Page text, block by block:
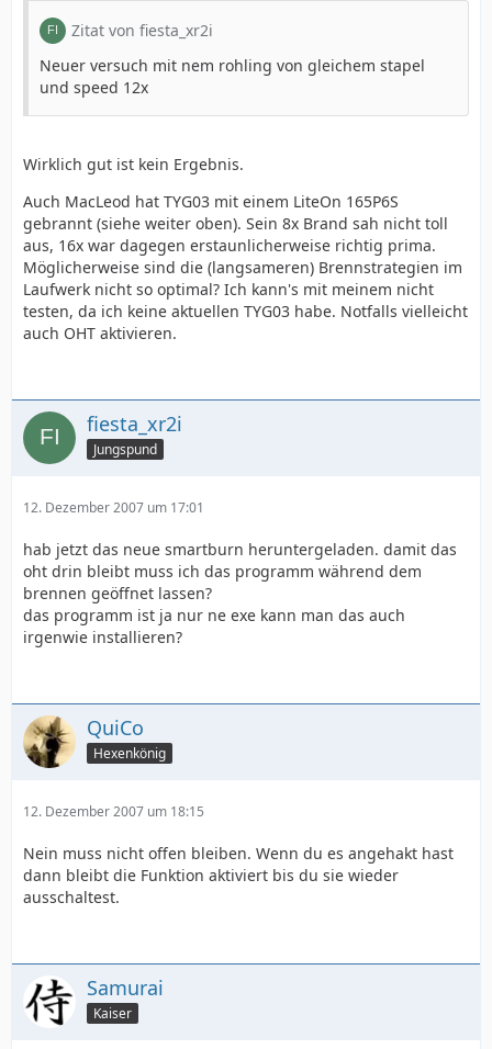
Zitat von fiesta_xr2i
Neuer versuch mit nem rohling von gleichem stapel
und speed 12x
Wirklich gut ist kein Ergebnis.
Auch MacLeod hat TYG03 mit einem LiteOn 165P6S
gebrannt (siehe weiter oben). Sein 8x Brand sah nicht toll
aus, 16x war dagegen erstaunlicherweise richtig prima.
Möglicherweise sind die (langsameren) Brennstrategien im
Laufwerk nicht so optimal? Ich kann's mit meinem nicht
testen, da ich keine aktuellen TYG03 habe. Notfalls vielleicht
auch OHT aktivieren.
fiesta_xr2i
Jungspund
12. Dezember 2007 um 17:01
hab jetzt das neue smartburn heruntergeladen. damit das
oht drin bleibt muss ich das programm während dem
brennen geöffnet lassen?
das programm ist ja nur ne exe kann man das auch
irgenwie installieren?
QuiCo
Hexenkönig
12. Dezember 2007 um 18:15
Nein muss nicht offen bleiben. Wenn du es angehakt hast
dann bleibt die Funktion aktiviert bis du sie wieder
ausschaltest.
Samurai
Kaiser